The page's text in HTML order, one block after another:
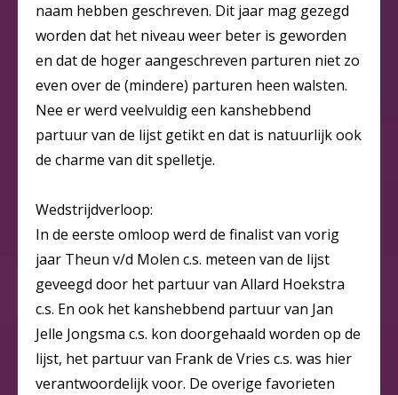
naam hebben geschreven. Dit jaar mag gezegd
worden dat het niveau weer beter is geworden
en dat de hoger aangeschreven parturen niet zo
even over de (mindere) parturen heen walsten.
Nee er werd veelvuldig een kanshebbend
partuur van de lijst getikt en dat is natuurlijk ook
de charme van dit spelletje.
Wedstrijdverloop:
In de eerste omloop werd de finalist van vorig
jaar Theun v/d Molen c.s. meteen van de lijst
geveegd door het partuur van Allard Hoekstra
c.s. En ook het kanshebbend partuur van Jan
Jelle Jongsma c.s. kon doorgehaald worden op de
lijst, het partuur van Frank de Vries c.s. was hier
verantwoordelijk voor. De overige favorieten